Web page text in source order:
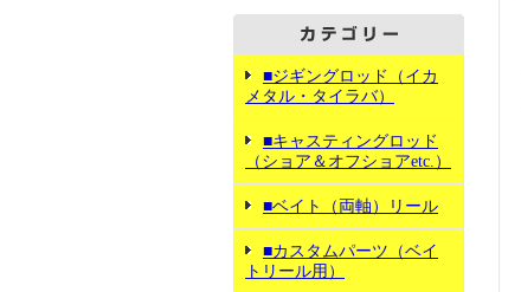
■ジギングロッド（イカ
メタル・タイラバ）
■キャスティングロッド
（ショア＆オフショアetc.）
■ベイト（両軸）リール
■カスタムパーツ（ベイ
トリール用）